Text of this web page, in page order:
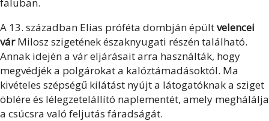
A 13. században Elias próféta dombján épültvelencei
várMilosz szigetének északnyugati részén található.
Annak idején a vár eljárásait arra használták, hogy
megvédjék a polgárokat a kalóztámadásoktól. Ma
kivételes szépségű kilátást nyújt a látogatóknak a sziget
öblére és lélegzetelállító naplementét, amely meghálálja
a csúcsra való feljutás fáradságát.